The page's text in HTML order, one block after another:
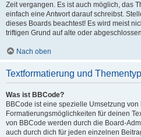
Zeit vergangen. Es ist auch möglich, das
einfach eine Antwort darauf schreibst.
dieses Boards beachtest! Es wird meist
triftigen Grund auf alte oder
Nach oben
Textformatierung und
Was ist BBCode?
BBCode ist eine spezielle Umsetzung
Formatierungsmöglichkeiten für deinen
von BBCode werden durch die Board-
auch durch dich für jeden einzelnen